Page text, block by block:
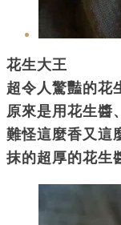
花生大王
超令人驚豔的花
原來是用花生醬
難怪這麼香又這
抹的超厚的花生